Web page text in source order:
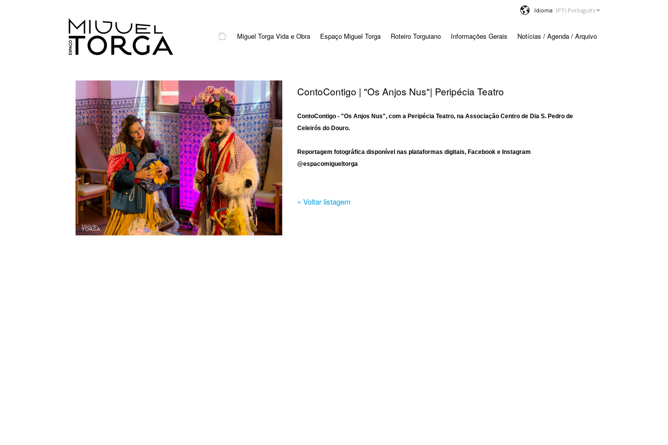
Idioma
Miguel Torga Vida e Obra Espaço Miguel Torga Roteiro Torguiano Informações Gerais Notícias / Agenda / Arquivo
ContoContigo | "Os Anjos Nus"| Peripécia Teatro
ContoContigo - "Os Anjos Nus", com a Peripécia Teatro, na Associação Centro de Dia S. Pedro de
Celeirós do Douro.
Reportagem fotográfica disponível nas plataformas digitais, Facebook e Instagram
@espacomigueltorga
» Voltar listagem